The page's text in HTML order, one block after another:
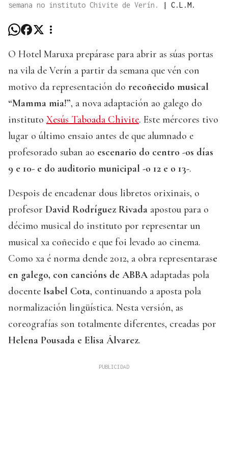
semana no instituto Chivite de Verín.
| C.L.M.
O Hotel Maruxa prepárase para abrir as súas portas
na vila de Verín a partir da semana que vén con
motivo da representación do recoñecido musical
“Mamma mia!”, a nova adaptación ao galego do
instituto Xesús Taboada Chivite. Este mércores tivo
lugar o último ensaio antes de que alumnado e
profesorado suban ao escenario do centro -os días
9 e 10- e do auditorio municipal -o 12 e o 13-.
Despois de encadenar dous libretos orixinais, o
profesor David Rodríguez Rivada apostou para o
décimo musical do instituto por representar un
musical xa coñecido e que foi levado ao cinema.
Como xa é norma dende 2012, a obra representarase
en galego, con cancións de ABBA adaptadas pola
docente Isabel Cota, continuando a aposta pola
normalización lingüística. Nesta versión, as
coreografías son totalmente diferentes, creadas por
Helena Pousada e Elisa Álvarez.